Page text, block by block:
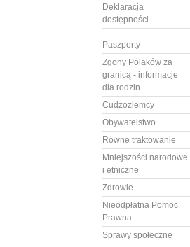
Deklaracja
dostępności
Paszporty
Zgony Polaków za
granicą - informacje
dla rodzin
Cudzoziemcy
Obywatelstwo
Równe traktowanie
Mniejszości narodowe
i etniczne
Zdrowie
Nieodpłatna Pomoc
Prawna
Sprawy społeczne